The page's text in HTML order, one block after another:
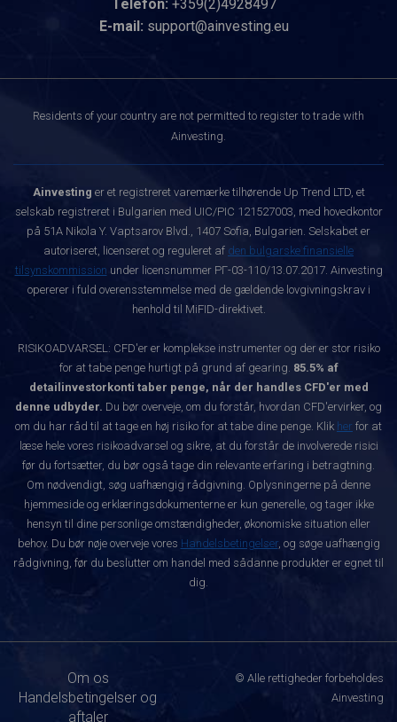
Telefon: +359(2)4928497
E-mail: support@ainvesting.eu
Residents of your country are not permitted to register to trade with
Ainvesting.
Ainvesting er et registreret varemærke tilhørende Up Trend LTD, et
selskab registreret i Bulgarien med UIC/PIC 121527003, med hovedkontor
på 51A Nikola Y. Vaptsarov Blvd., 1407 Sofia, Bulgarien. Selskabet er
autoriseret, licenseret og reguleret af den bulgarske finansielle
tilsynskommission under licensnummer РГ-03-110/13.07.2017. Ainvesting
opererer i fuld overensstemmelse med de gældende lovgivningskrav i
henhold til MiFID-direktivet.
RISIKOADVARSEL: CFD'er er komplekse instrumenter og der er stor risiko
for at tabe penge hurtigt på grund af gearing. 85.5% af
detailinvestorkonti taber penge, når der handles CFD'er med
denne udbyder. Du bør overveje, om du forstår, hvordan CFD'ervirker, og
om du har råd til at tage en høj risiko for at tabe dine penge. Klik her for at
læse hele vores risikoadvarsel og sikre, at du forstår de involverede risici
før du fortsætter, du bør også tage din relevante erfaring i betragtning.
Om nødvendigt, søg uafhængig rådgivning. Oplysningerne på denne
hjemmeside og erklæringsdokumenterne er kun generelle, og tager ikke
hensyn til dine personlige omstændigheder, økonomiske situation eller
behov. Du bør nøje overveje vores Handelsbetingelser, og søge uafhængig
rådgivning, før du beslutter om handel med sådanne produkter er egnet til
dig.
Om os
Handelsbetingelser og
aftaler
© Alle rettigheder forbeholdes
Ainvesting